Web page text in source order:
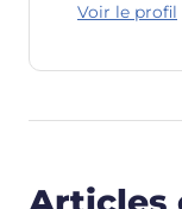
Voir le profil